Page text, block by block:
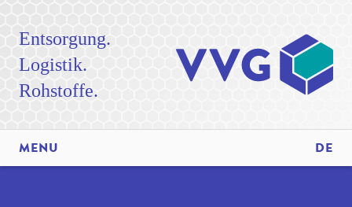
Entsorgung.
Logistik.
Rohstoffe.
MENU DE